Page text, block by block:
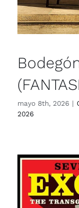
mayo 8th, 2026 |
2026